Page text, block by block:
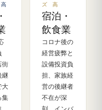
街
継
大
集
ズ 高
宿泊・
飲食業
コロナ後の
経営疲弊と
設備投資負
担、家族経
営の後継者
不在が深